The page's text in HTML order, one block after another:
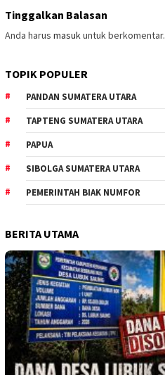
Tinggalkan Balasan
Anda harus masukuntuk berkomentar.
TOPIK POPULER
PANDAN SUMATERA UTARA
TAPTENG SUMATERA UTARA
PAPUA
SIBOLGA SUMATERA UTARA
PEMERINTAH BIAK NUMFOR
BERITA UTAMA